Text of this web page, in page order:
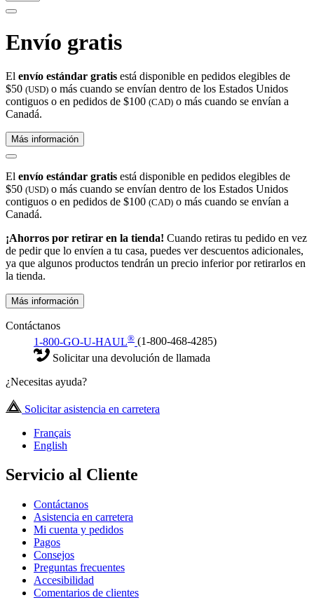
Envío gratis
El envío estándar gratis está disponible en pedidos elegibles de
$50 (USD) o más cuando se envían dentro de los Estados Unidos
contiguos o en pedidos de $100 (CAD) o más cuando se envían a
Canadá.
Más información
El envío estándar gratis está disponible en pedidos elegibles de
$50 (USD) o más cuando se envían dentro de los Estados Unidos
contiguos o en pedidos de $100 (CAD) o más cuando se envían a
Canadá.
¡Ahorros por retirar en la tienda! Cuando retiras tu pedido en vez
de pedir que lo envíen a tu casa, puedes ver descuentos adicionales,
ya que algunos productos tendrán un precio inferior por retirarlos en
la tienda.
Más información
Contáctanos
1-800-GO-U-HAUL® (1-800-468-4285)
Solicitar una devolución de llamada
¿Necesitas ayuda?
Solicitar asistencia en carretera
Français
English
Servicio al Cliente
Contáctanos
Asistencia en carretera
Mi cuenta y pedidos
Pagos
Consejos
Preguntas frecuentes
Accesibilidad
Comentarios de clientes